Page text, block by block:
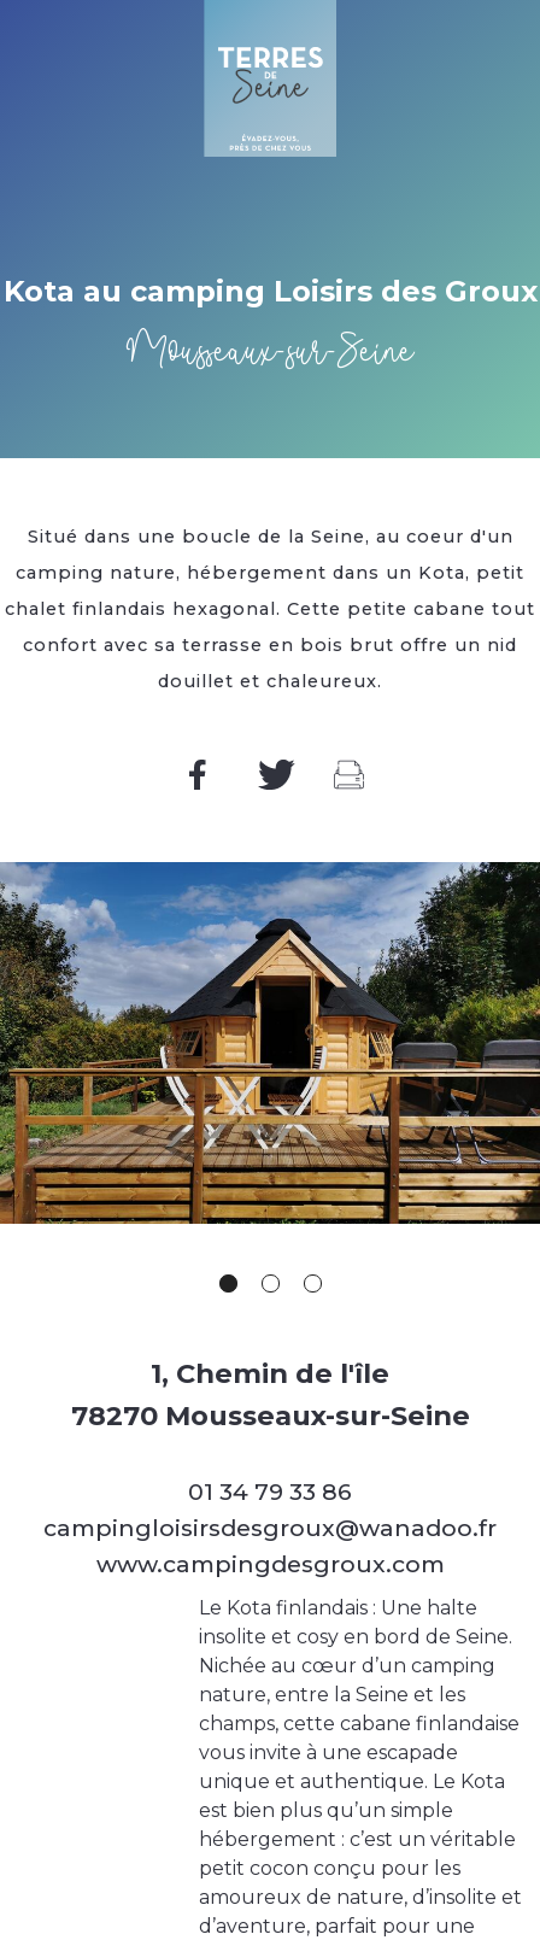
Kota au camping Loisirs des Groux
Mousseaux-sur-Seine
Situé dans une boucle de la Seine, au coeur d'un
camping nature, hébergement dans un Kota, petit
chalet finlandais hexagonal. Cette petite cabane tout
confort avec sa terrasse en bois brut offre un nid
douillet et chaleureux.
1, Chemin de l'île
78270 Mousseaux-sur-Seine
01 34 79 33 86
campingloisirsdesgroux@wanadoo.fr
www.campingdesgroux.com
Le Kota finlandais : Une halte
insolite et cosy en bord de Seine.
Nichée au cœur d’un camping
nature, entre la Seine et les
champs, cette cabane finlandaise
vous invite à une escapade
unique et authentique. Le Kota
est bien plus qu’un simple
hébergement : c’est un véritable
petit cocon conçu pour les
amoureux de nature, d’insolite et
d’aventure, parfait pour une